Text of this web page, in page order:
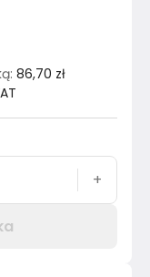
: 86,70 zł
+